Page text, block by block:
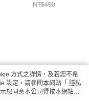
NT$400
方式之詳情，及若您不希
設定，請參閱本網站「 隱私
您同意本公司得按本網站使